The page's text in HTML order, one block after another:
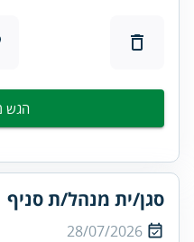
הגש
סגן/ית מנהל/ת סניף
28/07/2026